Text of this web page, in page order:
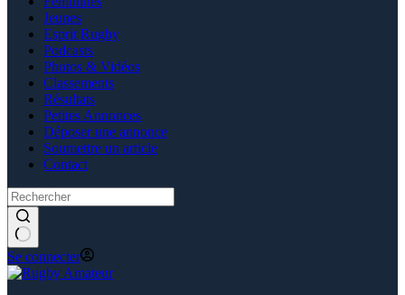
Jeunes
Esprit Rugby
Podcasts
Photos & Vidéos
Classements
Résultats
Petites Annonces
Déposer une annonce
Soumettre un article
Contact
Se connecter